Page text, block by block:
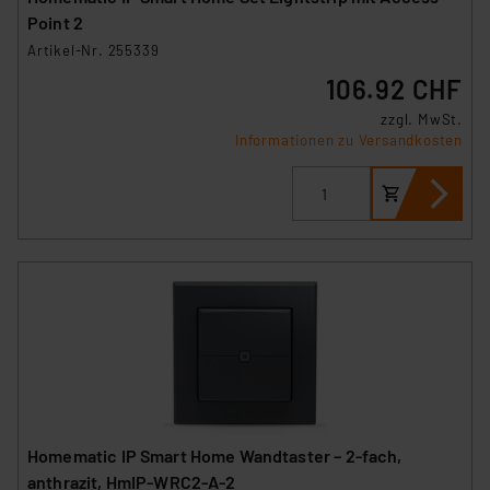
sich auf die Standarddatenschutzklauseln der
insbesondere der Art der übermittelten Daten,
Point 2
Artikel-Nr. 255339
106.92 CHF
zzgl. MwSt.
Informationen zu Versandkosten
Homematic IP Smart Home Wandtaster – 2-fach,
anthrazit, HmIP-WRC2-A-2